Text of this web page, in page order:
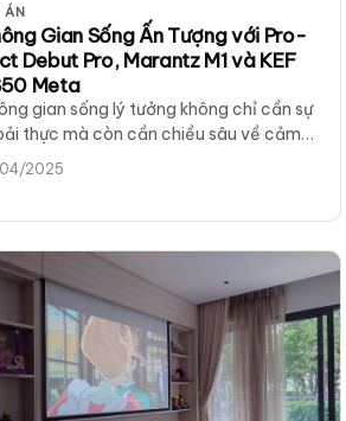
ÁN
Gian Sống Ấn Tượng với Pro-
Debut Pro, Marantz M1 và KEF
Meta
gian sống lý tưởng không chỉ cần sự
thực mà còn cần chiều sâu về cảm
và trải nghiệm.…
2025